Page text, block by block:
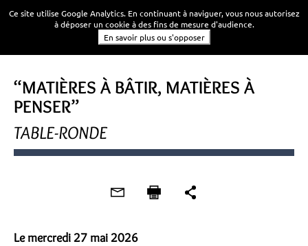
TABLE RONDE
“MATIÈRES À BÂTIR, MATIÈRES À
PENSER”
TABLE-RONDE
Le mercredi 27 mai 2026
Ce site utilise Google Analytics. En continuant à naviguer, vous nous autorisez
à déposer un cookie à des fins de mesure d'audience.
En savoir plus ou s'opposer